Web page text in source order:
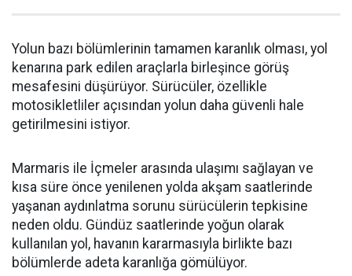
Yolun bazı bölümlerinin tamamen karanlık olması, yol
kenarına park edilen araçlarla birleşince görüş
mesafesini düşürüyor. Sürücüler, özellikle
motosikletliler açısından yolun daha güvenli hale
getirilmesini istiyor.
Marmaris ile İçmeler arasında ulaşımı sağlayan ve
kısa süre önce yenilenen yolda akşam saatlerinde
yaşanan aydınlatma sorunu sürücülerin tepkisine
neden oldu. Gündüz saatlerinde yoğun olarak
kullanılan yol, havanın kararmasıyla birlikte bazı
bölümlerde adeta karanlığa gömülüyor.